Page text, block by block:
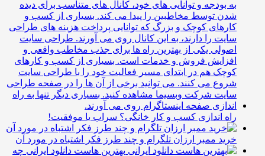
اندازی کسب و کار خانگی؟ سراب یا موفقیت!
ممبر ارزان تلگرام و چند طرز فکر اشتباه در مورد آن
بهترین هاست دانلود ایرانی چه